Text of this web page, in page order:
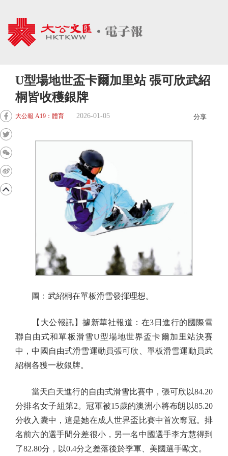
U型場地世盃卡爾加里站 張可欣武紹
桐皆收穫銀牌
大公報 A19：體育 2026-01-05 分享
圖﹕武紹桐在單板滑雪發揮理想。
【大公報訊】據新華社報道：在3日進行的國際雪
聯自由式和單板滑雪U型場地世界盃卡爾加里站決賽
中，中國自由式滑雪運動員張可欣、單板滑雪運動員武
紹桐各獲一枚銀牌。
當天白天進行的自由式滑雪比賽中，張可欣以84.20
分排名女子組第2。冠軍被15歲的澳洲小將布朗以85.20
分收入囊中，這是她在成人世界盃比賽中首次奪冠。排
名前六的選手間分差很小，另一名中國選手李方慧得到
了82.80分，以0.4分之差落後於季軍、美國選手歐文。